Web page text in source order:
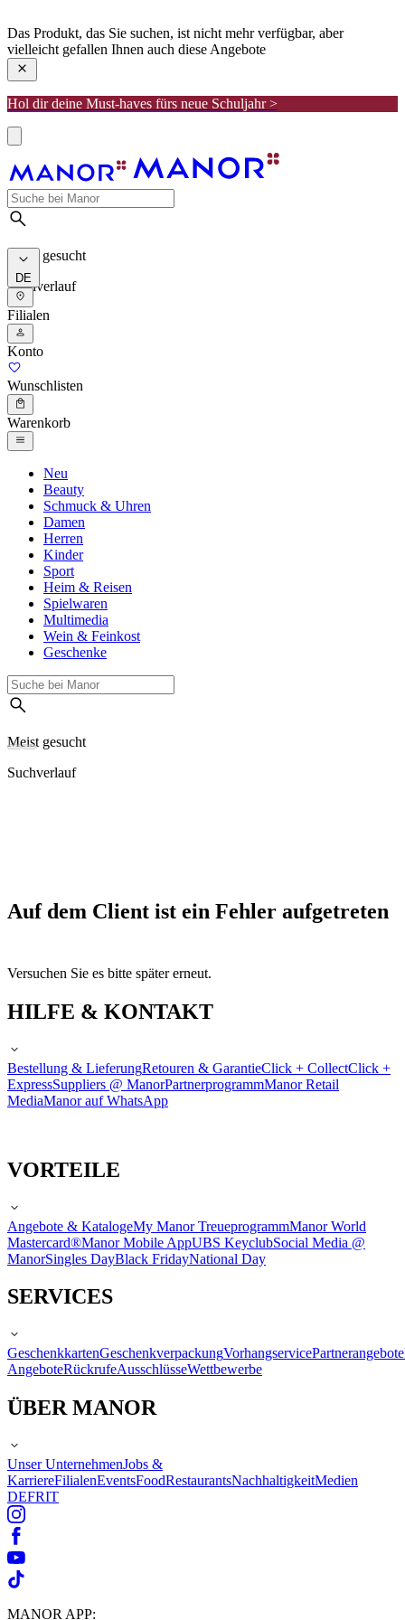
Das Produkt, das Sie suchen, ist nicht mehr verfügbar, aber
vielleicht gefallen Ihnen auch diese Angebote
Hol dir deine Must-haves fürs neue Schuljahr >
Meist gesucht
Suchverlauf
DE
Filialen
Konto
Wunschlisten
Warenkorb
Neu
Beauty
Schmuck & Uhren
Damen
Herren
Kinder
Sport
Heim & Reisen
Spielwaren
Multimedia
Wein & Feinkost
Geschenke
Meist gesucht
Suchverlauf
Auf dem Client ist ein Fehler aufgetreten
Versuchen Sie es bitte später erneut.
HILFE & KONTAKT
Bestellung & LieferungRetouren & GarantieClick + CollectClick +
ExpressSuppliers @ ManorPartnerprogrammManor Retail
MediaManor auf WhatsApp
VORTEILE
Angebote & KatalogeMy Manor TreueprogrammManor World
Mastercard®Manor Mobile AppUBS KeyclubSocial Media @
ManorSingles DayBlack FridayNational Day
SERVICES
GeschenkkartenGeschenkverpackungVorhangservicePartnerangebote
AngeboteRückrufeAusschlüsseWettbewerbe
ÜBER MANOR
Unser UnternehmenJobs &
KarriereFilialenEventsFoodRestaurantsNachhaltigkeitMedien
DEFRIT
MANOR APP: